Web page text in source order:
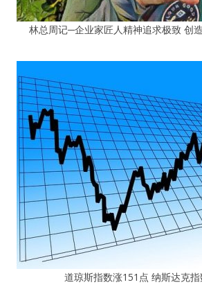
林总周记─企业家匠人精神追求极致 创
道琼斯指数涨151点 纳斯达克